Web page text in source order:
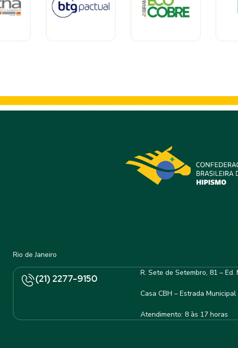
Rio de Janeiro
(21) 2277-9150
R. Sete de Setembro, 81 – Ed.
Casa CBH – Estrada
Atendimento: 8 às 17 horas